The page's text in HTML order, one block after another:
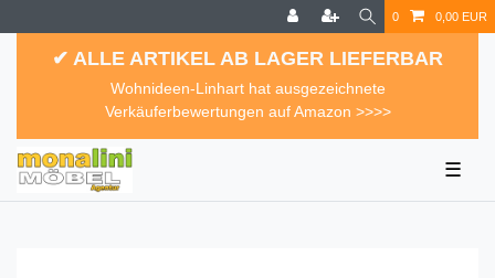
0 0,00 EUR
✔ ALLE ARTIKEL AB LAGER LIEFERBAR
Wohnideen-Linhart hat ausgezeichnete
Verkäuferbewertungen auf Amazon >>>>
☰